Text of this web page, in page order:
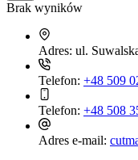
Brak wyników
Adres: ul.
Telefon: +48 509
Telefon: +48 508
Adres e-mail: